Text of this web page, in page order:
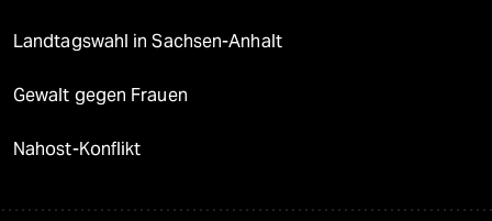
Landtagswahl in Sachsen-Anhalt
Gewalt gegen Frauen
Nahost-Konflikt